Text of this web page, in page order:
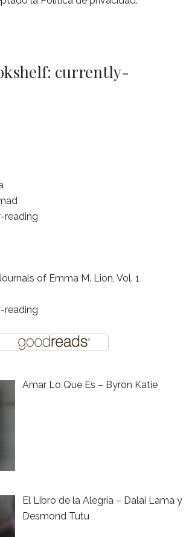
currently-
reading
of Emma M. Lion, Vol. 1
reading
Amar Lo Que Es – Byron Katie
El Libro de la Alegría – Dalai Lama y
Desmond Tutu